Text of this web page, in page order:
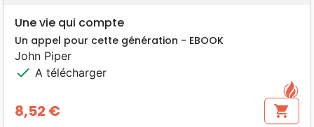
Une vie qui compte
Un appel pour cette génération - EBOOK
John Piper
check A télécharger
Prix
8,52 € shopping_cart